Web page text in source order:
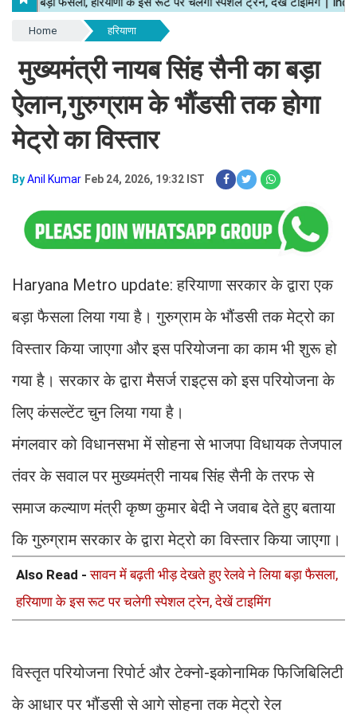
Home हरियाणा
मुख्यमंत्री नायब सिंह सैनी का बड़ा
ऐलान,गुरुग्राम के भौंडसी तक होगा
मेट्रो का विस्तार
ByAnil Kumar Feb 24, 2026, 19:32 IST
Haryana Metro update: हरियाणा सरकार के द्वारा एक
बड़ा फैसला लिया गया है। गुरुग्राम के भौंडसी तक मेट्रो का
विस्तार किया जाएगा और इस परियोजना का काम भी शुरू हो
गया है। सरकार के द्वारा मैसर्ज राइट्स को इस परियोजना के
लिए कंसल्टेंट चुन लिया गया है।
मंगलवार को विधानसभा में सोहना से भाजपा विधायक तेजपाल
तंवर के सवाल पर मुख्यमंत्री नायब सिंह सैनी के तरफ से
समाज कल्याण मंत्री कृष्ण कुमार बेदी ने जवाब देते हुए बताया
कि गुरुग्राम सरकार के द्वारा मेट्रो का विस्तार किया जाएगा।
Also Read -सावन में बढ़ती भीड़ देखते हुए रेलवे ने लिया बड़ा फैसला,
हरियाणा के इस रूट पर चलेगी स्पेशल ट्रेन, देखें टाइमिंग
विस्तृत परियोजना रिपोर्ट और टेक्नो-इकोनामिक फिजिबिलिटी
के आधार पर भौंडसी से आगे सोहना तक मेट्रो रेल